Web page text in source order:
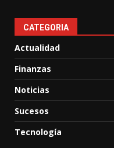
CATEGORIA
Actualidad
Finanzas
Noticias
Sucesos
Tecnología